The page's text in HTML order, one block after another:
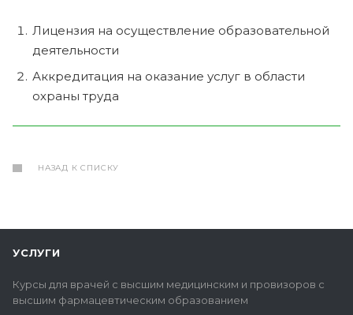
Лицензия на осуществление образовательной
деятельности
Аккредитация на оказание услуг в области
охраны труда
НАЗАД К СПИСКУ
УСЛУГИ
Курсы для врачей с высшим медицинским и провизоров с
высшим фармацевтическим образованием